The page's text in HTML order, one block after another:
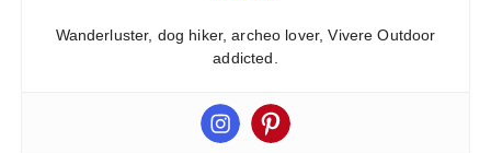
Wanderluster, dog hiker, archeo lover, Vivere Outdoor
addicted.